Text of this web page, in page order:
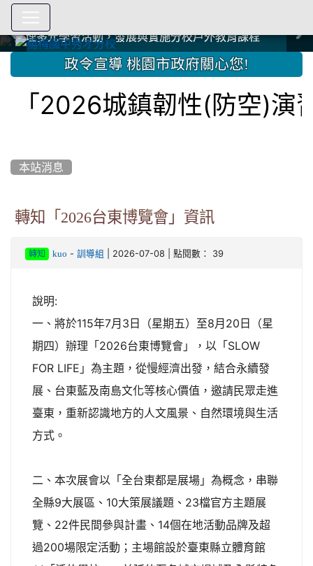
中國信託商業銀行 2023.04.22 愛傳球計畫
中國信託商業銀行 2023.04.22 愛傳球計畫
辦理多元學習活動，發展與實施分校戶外教育課程
辦理多元學習活動，發展與實施分校戶外教育課程
爭取社會資源，傳愛與溫暖：2024.3.19 桃園市家長會與桃
園女子美容商業童也工會義剪活動
爭取社會資源，傳愛與溫暖：2024.3.19 桃園市家長會與桃
園女子美容商業童也工會義剪活動
112學年度畢業學生與師長合照
112學年度畢業學生與師長合照
辦理多元學習活動，發展與實施分校戶外教育課程
辦理多元學習活動，發展與實施分校戶外教育課程
爭取社會資源，傳愛與溫暖：110.12.22 國際獅子會與本校
師生歲末感恩活動
爭取社會資源，傳愛與溫暖：110.12.22 國際獅子會與本校
師生歲末感恩活動
爭取社會資源，傳愛與溫暖：110.12.22 國際獅子會贈送本
校學生耶誕禮物
爭取社會資源，傳愛與溫暖：110.12.22 國際獅子會贈送本
校學生耶誕禮物
112.9.27參觀客家博覽會
112.9.27參觀客家博覽會
2023.12.27 國際獅子會贈送本校學生耶誕禮物
2023.12.27 國際獅子會贈送本校學生耶誕禮物
2023.12.27 國際獅子會贊助本校學生獎助學金
2023.12.27 國際獅子會贊助本校學生獎助學金
2023.12.27 聖誕感恩歌謠競賽；本校師生與國際獅子會獅
兄、師姐同樂
2023.12.27 聖誕感恩歌謠競賽；本校師生與國際獅子會獅
兄、師姐同樂
建置優質學習空間；合作互惠，建立良善公共關係
建置優質學習空間；合作互惠，建立良善公共關係
::: 政令宣導 桃園市政府關心您!
2026城鎮韌性(防空)演習
本站消息
轉知「2026台東博覽會」資訊
轉知 kuo - 訓導組 | 2026-07-08 | 點閱數： 39
說明:
一、將於115年7月3日（星期五）至8月20日（星
期四）辦理「2026台東博覽會」，以「SLOW
FOR LIFE」為主題，從慢經濟出發，結合永續發
展、台東藍及南島文化等核心價值，邀請民眾走進
臺東，重新認識地方的人文風景、自然環境與生活
方式。
二、本次展會以「全台東都是展場」為概念，串聯
全縣9大展區、10大策展議題、23檔官方主題展
覽、22件民間參與計畫、14個在地活動品牌及超
過200場限定活動；主場館設於臺東縣立體育館